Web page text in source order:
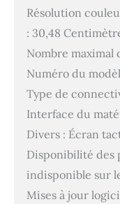
Résolution
: 30,48
Nombre maximal
Numéro du
Type de
Interface du
Divers : Écran
Disponibilité des
indisponible sur
Mises à jour